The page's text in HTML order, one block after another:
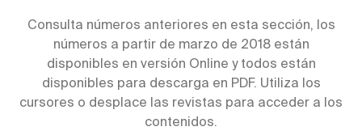
Consulta números anteriores en esta sección, los
números a partir de marzo de 2018 están
disponibles en versión Online y todos están
disponibles para descarga en PDF. Utiliza los
cursores o desplace las revistas para acceder a los
contenidos.